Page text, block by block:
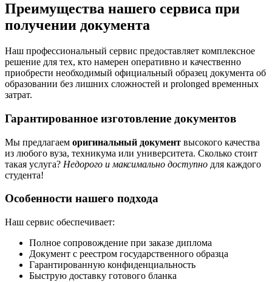
Преимущества нашего сервиса при
получении документа
Наш профессиональный сервис предоставляет комплексное
решение для тех, кто намерен оперативно и качественно
приобрести необходимый официальный образец документа об
образовании без лишних сложностей и prolonged временных
затрат.
Гарантированное изготовление документов
Мы предлагаем оригинальный документ высокого качества
из любого вуза, техникума или университета. Сколько стоит
такая услуга? Недорого и максимально доступно для каждого
студента!
Особенности нашего подхода
Наш сервис обеспечивает:
Полное сопровождение при заказе диплома
Документ с реестром государственного образца
Гарантированную конфиденциальность
Быструю доставку готового бланка